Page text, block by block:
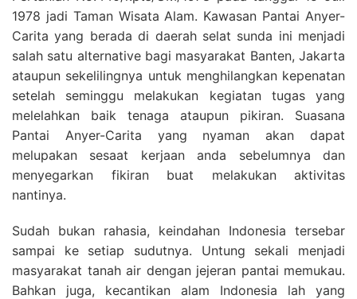
1978 jadi Taman Wisata Alam. Kawasan Pantai Anyer-
Carita yang berada di daerah selat sunda ini menjadi
salah satu alternative bagi masyarakat Banten, Jakarta
ataupun sekelilingnya untuk menghilangkan kepenatan
setelah seminggu melakukan kegiatan tugas yang
melelahkan baik tenaga ataupun pikiran. Suasana
Pantai Anyer-Carita yang nyaman akan dapat
melupakan sesaat kerjaan anda sebelumnya dan
menyegarkan fikiran buat melakukan aktivitas
nantinya.
Sudah bukan rahasia, keindahan Indonesia tersebar
sampai ke setiap sudutnya. Untung sekali menjadi
masyarakat tanah air dengan jejeran pantai memukau.
Bahkan juga, kecantikan alam Indonesia lah yang